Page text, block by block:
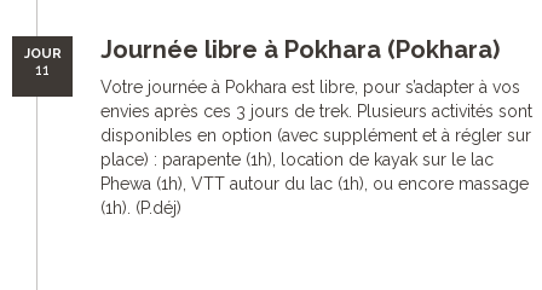
JOUR
11
Journée libre à Pokhara (Pokhara)
Votre journée à Pokhara est libre, pour s’adapter à vos
envies après ces 3 jours de trek. Plusieurs activités sont
disponibles en option (avec supplément et à régler sur
place) : parapente (1h), location de kayak sur le lac
Phewa (1h), VTT autour du lac (1h), ou encore massage
(1h). (P.déj)